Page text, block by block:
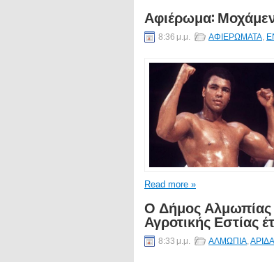
Αφιέρωμα:
8:36 μ.μ. ΑΦΙΕΡΩΜΑΤΑ,
Read more »
Ο Δήμος Αλμωπίας
Αγροτικής Εστίας
8:33 μ.μ. ΑΛΜΩΠΙΑ,